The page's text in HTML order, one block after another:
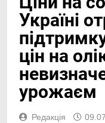
Україні
цін на
урожаєм
Редакція